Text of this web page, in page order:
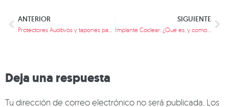
ANTERIOR SIGUIENTE
Implante Coclear: ¿Que es, y como funciona?
Deja una respuesta
Tu dirección de correo electrónico no será publicada. Los